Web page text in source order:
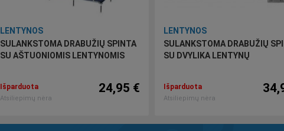
LENTYNOS
SULANKSTOMA DRABUŽIŲ SPINTA
SU AŠTUONIOMIS LENTYNOMIS
Išparduota
Atsiliepimų nėra
24,95 €
LENTYNOS
SULANKSTOMA DRABUŽIŲ
SU DVYLIKA LENTYNŲ
Išparduota
Atsiliepimų nėra